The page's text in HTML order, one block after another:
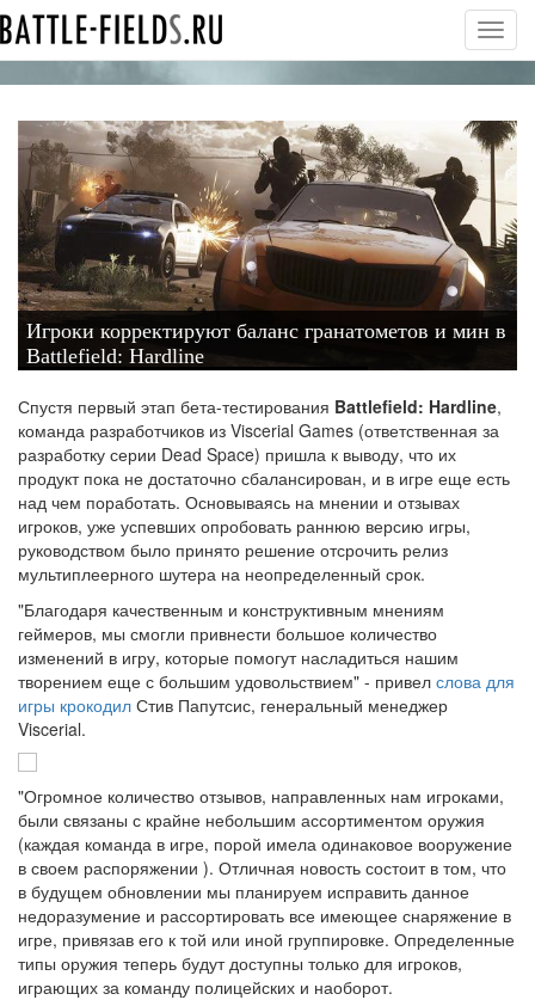
Игроки корректируют баланс гранатометов и мин в
Battlefield: Hardline
Спустя первый этап бета-тестирования Battlefield: Hardline,
команда разработчиков из Viscerial Games (ответственная за
разработку серии Dead Space) пришла к выводу, что их
продукт пока не достаточно сбалансирован, и в игре еще есть
над чем поработать. Основываясь на мнении и отзывах
игроков, уже успевших опробовать раннюю версию игры,
руководством было принято решение отсрочить релиз
мультиплеерного шутера на неопределенный срок.
"Благодаря качественным и конструктивным мнениям
геймеров, мы смогли привнести большое количество
изменений в игру, которые помогут насладиться нашим
творением еще с большим удовольствием" - привел слова для
игры крокодил Стив Папутсис, генеральный менеджер
Viscerial.
"Огромное количество отзывов, направленных нам игроками,
были связаны с крайне небольшим ассортиментом оружия
(каждая команда в игре, порой имела одинаковое вооружение
в своем распоряжении ). Отличная новость состоит в том, что
в будущем обновлении мы планируем исправить данное
недоразумение и рассортировать все имеющее снаряжение в
игре, привязав его к той или иной группировке. Определенные
типы оружия теперь будут доступны только для игроков,
играющих за команду полицейских и наоборот.